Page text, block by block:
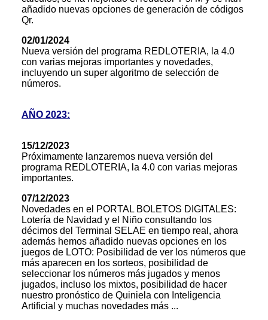
añadido nuevas opciones de generación de códigos
Qr.
02/01/2024
Nueva versión del programa REDLOTERIA, la 4.0
con varias mejoras importantes y novedades,
incluyendo un super algoritmo de selección de
números.
AÑO 2023:
15/12/2023
Próximamente lanzaremos nueva versión del
programa REDLOTERIA, la 4.0 con varias mejoras
importantes.
07/12/2023
Novedades en el PORTAL BOLETOS DIGITALES:
Lotería de Navidad y el Niño consultando los
décimos del Terminal SELAE en tiempo real, ahora
además hemos añadido nuevas opciones en los
juegos de LOTO: Posibilidad de ver los números que
más aparecen en los sorteos, posibilidad de
seleccionar los números más jugados y menos
jugados, incluso los mixtos, posibilidad de hacer
nuestro pronóstico de Quiniela con Inteligencia
Artificial y muchas novedades más ...